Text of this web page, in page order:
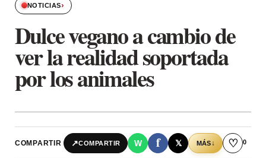
NOTICIAS›
Dulce vegano a cambio de
ver la realidad soportada
por los animales
COMPARTIR ↗COMPARTIR W f 𝕏 MÁS↓ ♡ 0